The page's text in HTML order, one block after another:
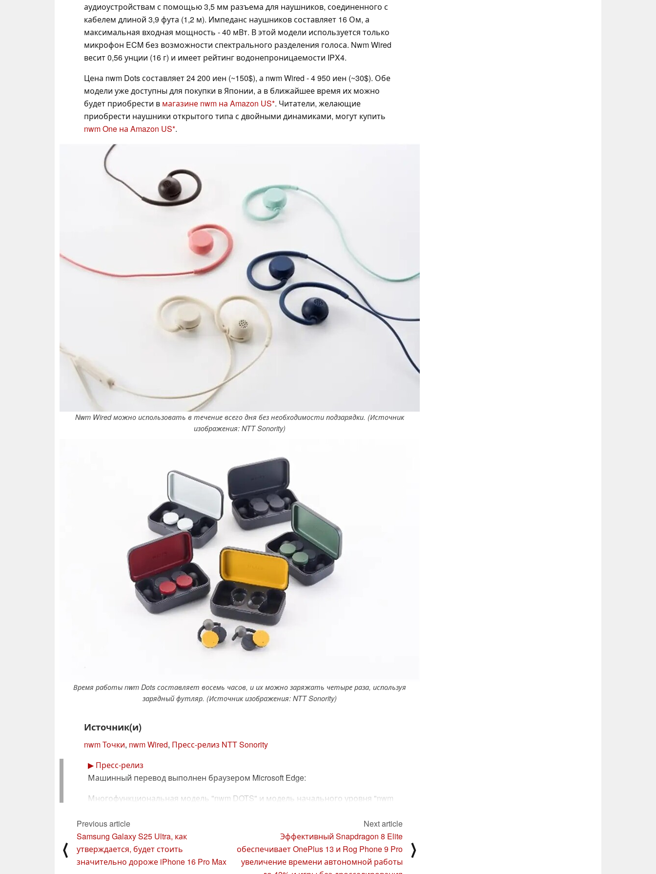
аудиоустройствам с помощью 3,5 мм разъема для наушников, соединенного с
кабелем длиной 3,9 фута (1,2 м). Импеданс наушников составляет 16 Ом, а
максимальная входная мощность - 40 мВт. В этой модели используется только
микрофон ECM без возможности спектрального разделения голоса. Nwm Wired
весит 0,56 унции (16 г) и имеет рейтинг водонепроницаемости IPX4.
Цена nwm Dots составляет 24 200 иен (~150$), а nwm Wired - 4 950 иен (~30$). Обе
модели уже доступны для покупки в Японии, а в ближайшее время их можно
будет приобрести в магазине nwm на Amazon US . Читатели, желающие
приобрести наушники открытого типа с двойными динамиками, могут купить
nwm One на Amazon US .
Nwm Wired можно использовать в течение всего дня без необходимости подзарядки. (Источник
изображения: NTT Sonority)
Время работы nwm Dots составляет восемь часов, и их можно заряжать четыре раза, используя
зарядный футляр. (Источник изображения: NTT Sonority)
Источник(и)
nwm Точки, nwm Wired, Пресс-релиз NTT Sonority
▶ Пресс-релиз
Машинный перевод выполнен браузером Microsoft Edge:
Многофункциональная модель "nwm DOTS" и модель начального уровня "nwm
2025 года
На фоне расширения рынка open-year модельный ряд "Ear Spy" расширяется.
NTT Sonority Corporation
⟨
Previous article
Samsung Galaxy S25 Ultra, как
утверждается, будет стоить
значительно дороже iPhone 16 Pro Max
Next article
Эффективный Snapdragon 8 Elite
обеспечивает OnePlus 13 и Rog Phone 9 Pro
увеличение времени автономной работы
⟩